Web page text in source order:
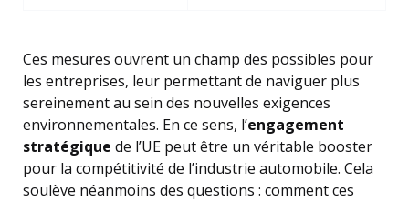
Ces mesures ouvrent un champ des possibles pour
les entreprises, leur permettant de naviguer plus
sereinement au sein des nouvelles exigences
environnementales. En ce sens, l’engagement
stratégique de l’UE peut être un véritable booster
pour la compétitivité de l’industrie automobile. Cela
soulève néanmoins des questions : comment ces